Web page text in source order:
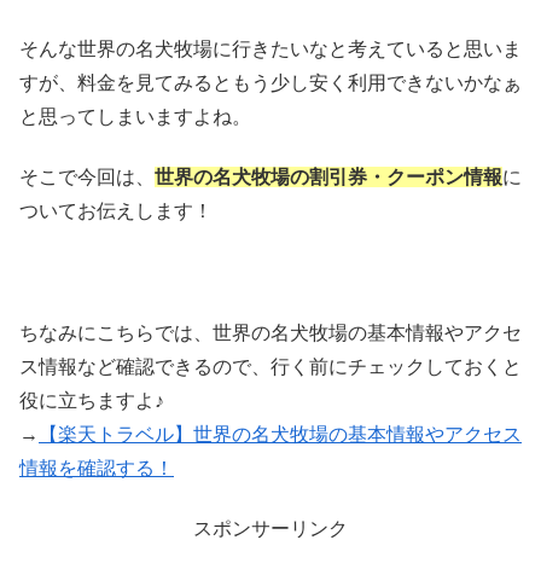
そんな世界の名犬牧場に行きたいなと考えていると思いま
すが、料金を見てみるともう少し安く利用できないかなぁ
と思ってしまいますよね。
そこで今回は、 世界の名犬牧場の割引券・クーポン情報に
ついてお伝えします！
ちなみにこちらでは、世界の名犬牧場の基本情報やアクセ
ス情報など確認できるので、行く前にチェックしておくと
役に立ちますよ♪
→
【楽天トラベル】世界の名犬牧場の基本情報やアクセス
情報を確認する！
スポンサーリンク